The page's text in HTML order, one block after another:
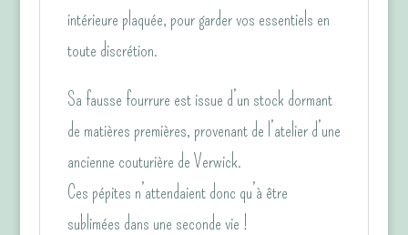
intérieure plaquée, pour garder vos essentiels en
toute discrétion.
Sa fausse fourrure est issue d’un stock dormant
de matières premières, provenant de l’atelier d’une
ancienne couturière de Verwick.
Ces pépites n’attendaient donc qu’à être
sublimées dans une seconde vie !